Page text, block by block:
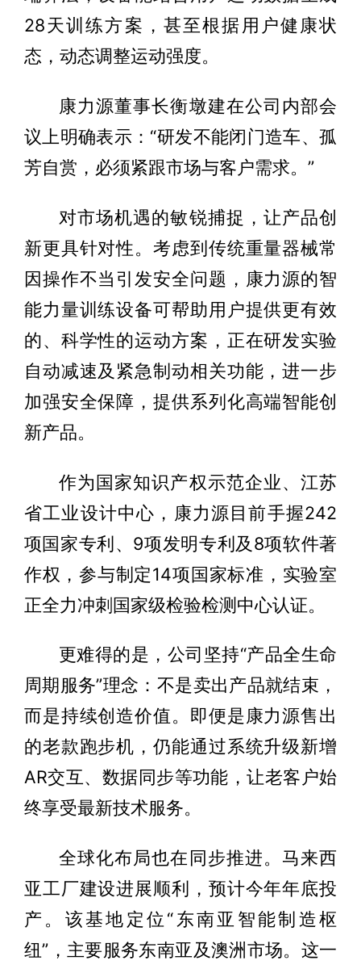
28天训练方案，甚至根据用户健康状
态，动态调整运动强度。
康力源董事长衡墩建在公司内部会
议上明确表示：“研发不能闭门造车、孤
芳自赏，必须紧跟市场与客户需求。”
对市场机遇的敏锐捕捉，让产品创
新更具针对性。考虑到传统重量器械常
因操作不当引发安全问题，康力源的智
能力量训练设备可帮助用户提供更有效
的、科学性的运动方案，正在研发实验
自动减速及紧急制动相关功能，进一步
加强安全保障，提供系列化高端智能创
新产品。
作为国家知识产权示范企业、江苏
省工业设计中心，康力源目前手握242
项国家专利、9项发明专利及8项软件著
作权，参与制定14项国家标准，实验室
正全力冲刺国家级检验检测中心认证。
更难得的是，公司坚持“产品全生命
周期服务”理念：不是卖出产品就结束，
而是持续创造价值。即便是康力源售出
的老款跑步机，仍能通过系统升级新增
AR交互、数据同步等功能，让老客户始
终享受最新技术服务。
全球化布局也在同步推进。马来西
亚工厂建设进展顺利，预计今年年底投
产。该基地定位“东南亚智能制造枢
纽”，主要服务东南亚及澳洲市场。这一